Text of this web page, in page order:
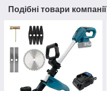
Подібні товари компанії